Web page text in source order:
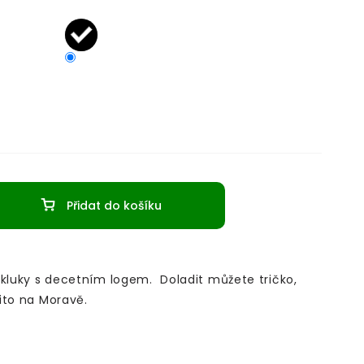
Přidat do košíku
s decetním logem. Doladit můžete tričko,
na Moravě.